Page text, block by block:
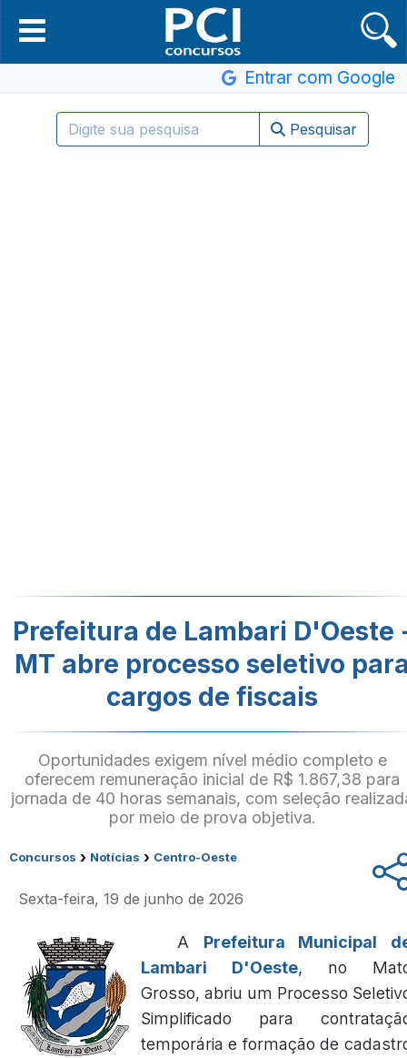
Entrar com Google
Pesquisar
Prefeitura de Lambari D'Oeste
MT abre processo seletivo
cargos de fiscais
Oportunidades exigem nível médio completo e
oferecem remuneração inicial de R$ 1.867,38 para
jornada de 40 horas semanais, com seleção
por meio de prova objetiva.
Concursos › Notícias › Centro-Oeste
Sexta-feira, 19 de junho de 2026
A Prefeitura Municipal
Lambari D'Oeste, no
Grosso, abriu um Processo
Simplificado para
temporária e formação de